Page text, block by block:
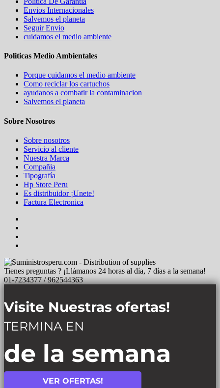
Envios Internacionales
Salvemos el planeta
Seguir Envio
cuidamos el medio ambiente
Politicas Medio Ambientales
Porque cuidamos el medio ambiente
Como reciclar los cartuchos
ayudanos a combatir la contaminacion
Salvemos el planeta
Sobre Nosotros
Sobre nosotros
Servicio al cliente
Nuestra Marca
Compañia
Tipografía
Hp Store Peru
Es distribuidor ¡Unete!
Factura Electronica
Tienes preguntas ? ¡Llámanos 24 horas al día, 7 días a la semana!
01-7234377 / 962544363
Visite Nuestras ofertas!
TERMINA EN
de la semana
VER OFERTAS!